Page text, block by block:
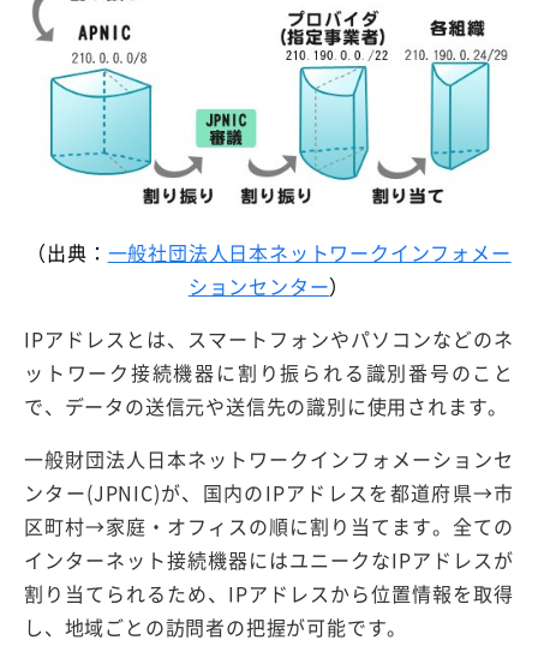
（出典： 一般社団法人日本ネットワークインフォメー
ションセンター）
IPアドレスとは、スマートフォンやパソコンなどのネ
ットワーク接続機器に割り振られる識別番号のこと
で、データの送信元や送信先の識別に使用されます。
一般財団法人日本ネットワークインフォメーションセ
ンター(JPNIC)が、国内のIPアドレスを都道府県→市
区町村→家庭・オフィスの順に割り当てます。全ての
インターネット接続機器にはユニークなIPアドレスが
割り当てられるため、IPアドレスから位置情報を取得
し、地域ごとの訪問者の把握が可能です。